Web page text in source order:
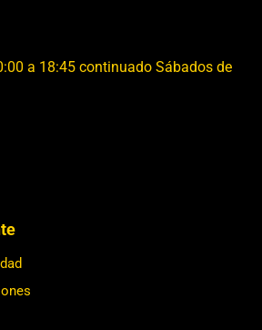
a 18:45 continuado Sábados de